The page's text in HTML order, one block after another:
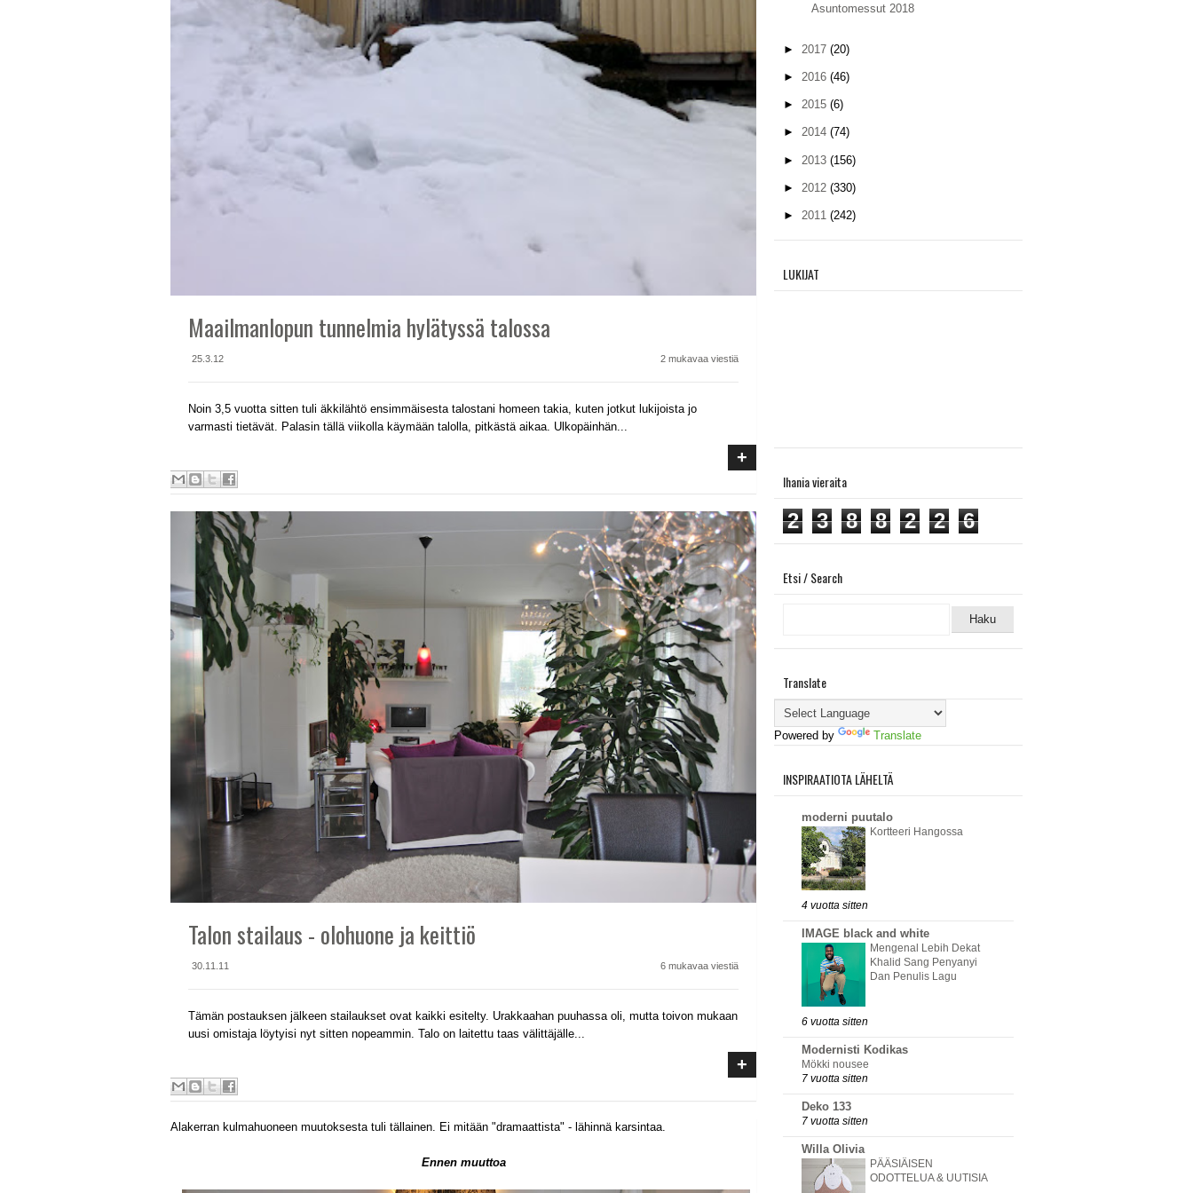
Maailmanlopun tunnelmia hylätyssä talossa
25.3.12 2 mukavaa viestiä
Noin 3,5 vuotta sitten tuli äkkilähtö ensimmäisesta talostani homeen takia, kuten jotkut lukijoista jo
varmasti tietävät. Palasin tällä viikolla käymään talolla, pitkästä aikaa. Ulkopäinhän...
+
Talon stailaus - olohuone ja keittiö
30.11.11 6 mukavaa viestiä
Tämän postauksen jälkeen stailaukset ovat kaikki esitelty. Urakkaahan puuhassa oli, mutta toivon mukaan
uusi omistaja löytyisi nyt sitten nopeammin. Talo on laitettu taas välittäjälle...
+
Alakerran kulmahuoneen muutoksesta tuli tällainen. Ei mitään "dramaattista" - lähinnä karsintaa.
Ennen muuttoa
Asuntomessut 2018
► 2017 (20)
► 2016 (46)
► 2015 (6)
► 2014 (74)
► 2013 (156)
► 2012 (330)
► 2011 (242)
LUKIJAT
Ihania vieraita
2 3 8 8 2 2 6
Etsi / Search
Translate
Powered by Translate
INSPIRAATIOTA LÄHELTÄ
moderni puutalo
Kortteeri Hangossa
4 vuotta sitten
IMAGE black and white
Mengenal Lebih Dekat
Khalid Sang Penyanyi
Dan Penulis Lagu
6 vuotta sitten
Modernisti Kodikas
Mökki nousee
7 vuotta sitten
Deko 133
7 vuotta sitten
Willa Olivia
PÄÄSIÄISEN
ODOTTELUA & UUTISIA